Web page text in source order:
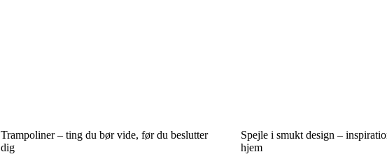
Trampoliner – ting du bør vide, før du beslutter
dig
Spejle i smukt design –
hjem